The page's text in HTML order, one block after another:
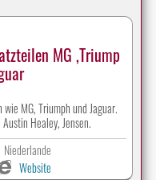
MG ,Triump
MG, Triumph und Jaguar.
Healey, Jensen.
Niederlande
Website